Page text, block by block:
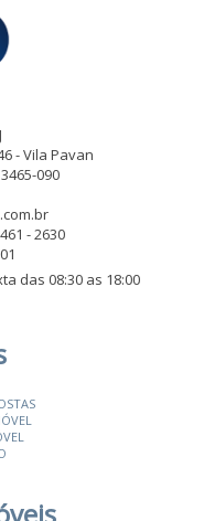
- Vila Pavan
090
- 2630
das 08:30 as 18:00